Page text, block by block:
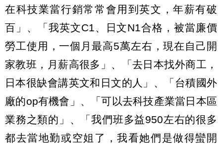
在科技業當行銷常常會用到英文，年薪有破
百」、「我英文C1、日文N1合格，被當廉價
勞工使用，一個月最高5萬左右，現在自己開
家教班，月薪高很多」、「去日本找外商工，
日本很缺會講英文和日文的人」、「台積國外
廠的op有機會」、「可以去科技產業當日本區
業務之類的」、「我們班多益950左右的很多
都去當地勤或空姐了，我看她們是做得蠻開